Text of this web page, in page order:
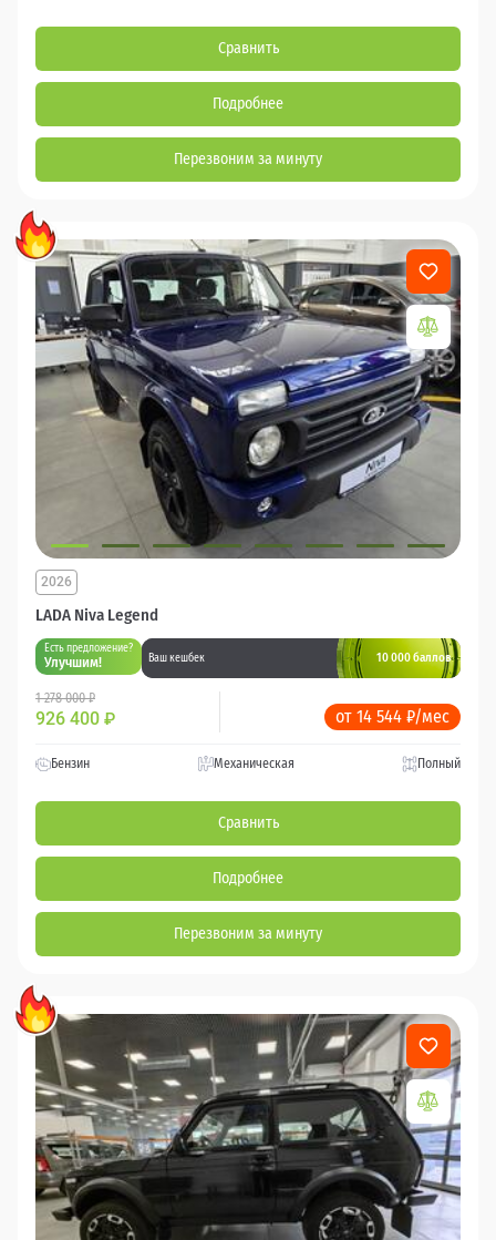
Сравнить
Подробнее
Перезвоним за минуту
LADA Niva Legend
2026
Есть предложение?
Улучшим! Ваш кешбек 10 000 баллов
1 278 000 ₽
926 400 ₽ от 14 544 ₽/мес
Бензин Механическая Полный
Сравнить
Подробнее
Перезвоним за минуту